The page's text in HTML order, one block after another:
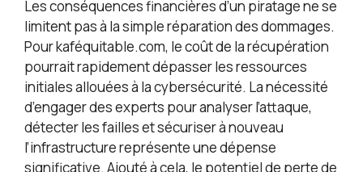
Les conséquences financières d’un piratage ne se
limitent pas à la simple réparation des dommages.
Pour kaféquitable.com, le coût de la récupération
pourrait rapidement dépasser les ressources
initiales allouées à la cybersécurité. La nécessité
d’engager des experts pour analyser l’attaque,
détecter les failles et sécuriser à nouveau
l’infrastructure représente une dépense
significative. Ajouté à cela, le potentiel de perte de